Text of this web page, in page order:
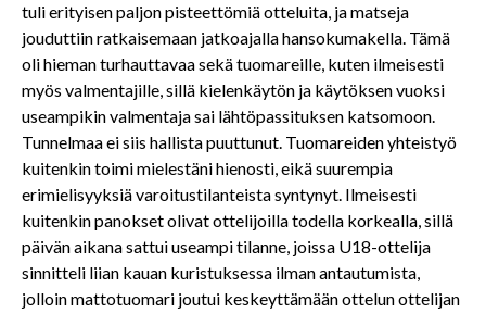
tuli erityisen paljon pisteettömiä otteluita, ja matseja
jouduttiin ratkaisemaan jatkoajalla hansokumakella. Tämä
oli hieman turhauttavaa sekä tuomareille, kuten ilmeisesti
myös valmentajille, sillä kielenkäytön ja käytöksen vuoksi
useampikin valmentaja sai lähtöpassituksen katsomoon.
Tunnelmaa ei siis hallista puuttunut. Tuomareiden yhteistyö
kuitenkin toimi mielestäni hienosti, eikä suurempia
erimielisyyksiä varoitustilanteista syntynyt. Ilmeisesti
kuitenkin panokset olivat ottelijoilla todella korkealla, sillä
päivän aikana sattui useampi tilanne, joissa U18-ottelija
sinnitteli liian kauan kuristuksessa ilman antautumista,
jolloin mattotuomari joutui keskeyttämään ottelun ottelijan